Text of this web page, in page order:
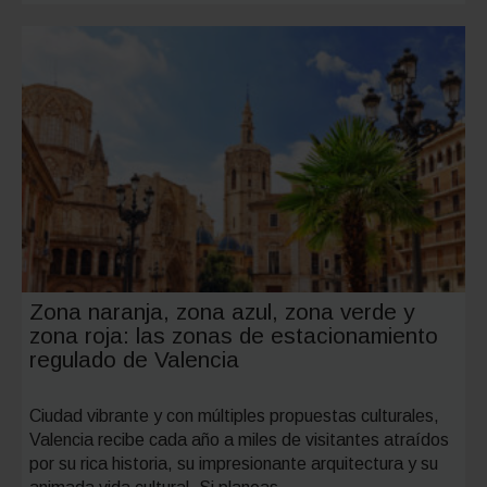
en
zonas,
y
seguras
Zona naranja, zona azul, zona verde y
zona roja: las zonas de estacionamiento
regulado de Valencia
Ciudad vibrante y con múltiples propuestas culturales,
Valencia recibe cada año a miles de visitantes atraídos
por su rica historia, su impresionante arquitectura y su